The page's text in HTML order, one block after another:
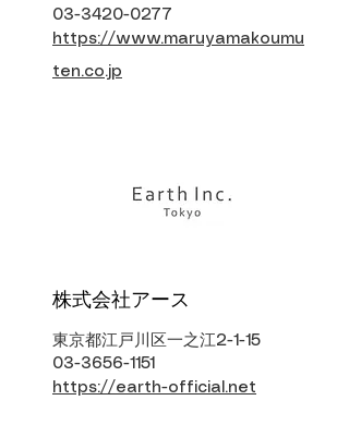
03-3420-0277
https://www.maruyamakoumu
ten.co.jp
株式会社アース
東京都江戸川区一之江2-1-15
03-3656-1151
https://earth-official.net